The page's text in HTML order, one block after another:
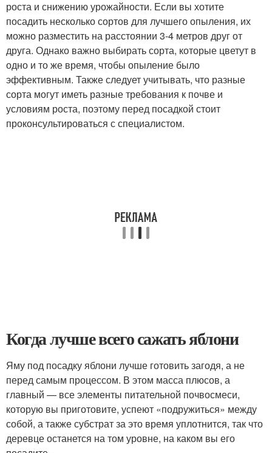
роста и снижению урожайности. Если вы хотите
посадить несколько сортов для лучшего опыления, их
можно разместить на расстоянии 3-4 метров друг от
друга. Однако важно выбирать сорта, которые цветут в
одно и то же время, чтобы опыление было
эффективным. Также следует учитывать, что разные
сорта могут иметь разные требования к почве и
условиям роста, поэтому перед посадкой стоит
проконсультироваться с специалистом.
Когда лучше всего сажать яблони
Яму под посадку яблони лучше готовить загодя, а не
перед самым процессом. В этом масса плюсов, а
главный — все элементы питательной почвосмеси,
которую вы приготовите, успеют «подружиться» между
собой, а также субстрат за это время уплотнится, так что
деревце останется на том уровне, на каком вы его